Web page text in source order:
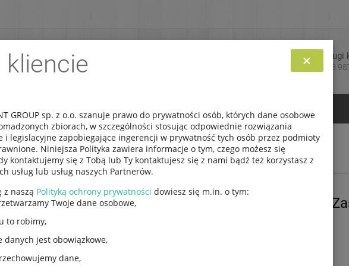
Biuro
Tel: 693 713
Keyboard Organy 61 Klawiszy
kliencie ×
GROUP sp. z o.o. szanuje prawo do prywatności osób, których dane osobowe
zbiorach, w szczególności stosując odpowiednie rozwiązania
i legislacyjne zapobiegające ingerencji w prywatność tych osób przez podmioty
Niniejsza Polityka zawiera informacje o tym, czego możesz się
kontaktujemy się z Tobą lub Ty kontaktujesz się z nami bądź też korzystasz z
usług lub usług naszych Partnerów.
z naszą Polityką ochrony prywatności dowiesz się m.in. o tym:
Twoje dane osobowe,
to robimy,
danych jest obowiązkowe,
dane,